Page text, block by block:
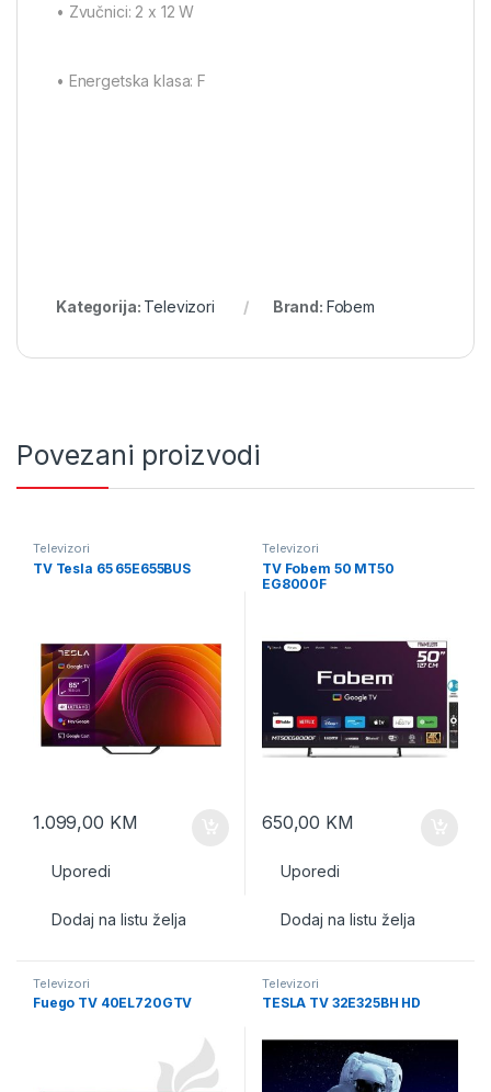
• Zvučnici: 2 x 12 W
• Energetska klasa: F
Kategorija: Televizori Brand: Fobem
Povezani proizvodi
Televizori
TV Tesla 65 65E655BUS
1.099,00 KM
Uporedi
Dodaj na listu želja
Televizori
TV Fobem 50 MT50
EG8000F
650,00 KM
Uporedi
Dodaj na listu želja
Televizori
Fuego TV 40EL720GTV
Televizori
TESLA TV 32E325BH HD